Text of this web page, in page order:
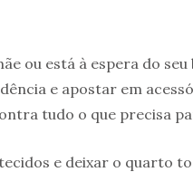
ou está à espera do
e apostar em
tudo o que precisa
e deixar o quarto